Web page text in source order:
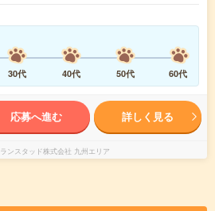
30代 40代 50代 60代
応募へ進む 詳しく見る
ランスタッド株式会社 九州エリア